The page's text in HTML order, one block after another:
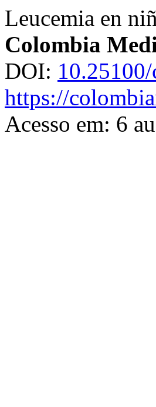
Leucemia en
Colombia
DOI:
https://
Acesso em: 6